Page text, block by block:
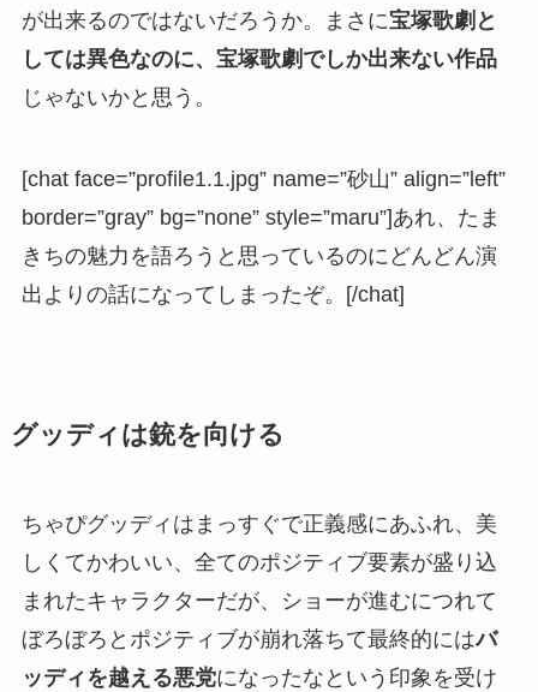
が出来るのではないだろうか。まさに宝塚歌劇と
しては異色なのに、宝塚歌劇でしか出来ない作品
じゃないかと思う。
[chat face=”profile1.1.jpg” name=”砂山” align=”left”
border=”gray” bg=”none” style=”maru”]あれ、たま
きちの魅力を語ろうと思っているのにどんどん演
出よりの話になってしまったぞ。[/chat]
グッディは銃を向ける
ちゃぴグッディはまっすぐで正義感にあふれ、美
しくてかわいい、全てのポジティブ要素が盛り込
まれたキャラクターだが、ショーが進むにつれて
ぼろぼろとポジティブが崩れ落ちて最終的にはバ
ッディを越える悪党になったなという印象を受け